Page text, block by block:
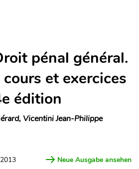
pénal général.
et exercices
édition
Vicentini Jean-Philippe
Neue Ausgabe ansehen